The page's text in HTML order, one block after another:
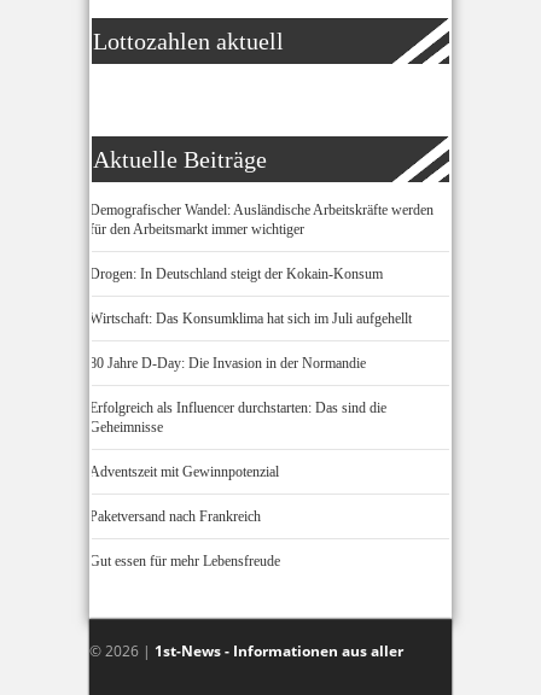
Lottozahlen aktuell
Aktuelle Beiträge
Demografischer Wandel: Ausländische Arbeitskräfte werden
für den Arbeitsmarkt immer wichtiger
Drogen: In Deutschland steigt der Kokain-Konsum
Wirtschaft: Das Konsumklima hat sich im Juli aufgehellt
80 Jahre D-Day: Die Invasion in der Normandie
Erfolgreich als Influencer durchstarten: Das sind die
Geheimnisse
Adventszeit mit Gewinnpotenzial
Paketversand nach Frankreich
Gut essen für mehr Lebensfreude
© 2026 | 1st-News - Informationen aus aller